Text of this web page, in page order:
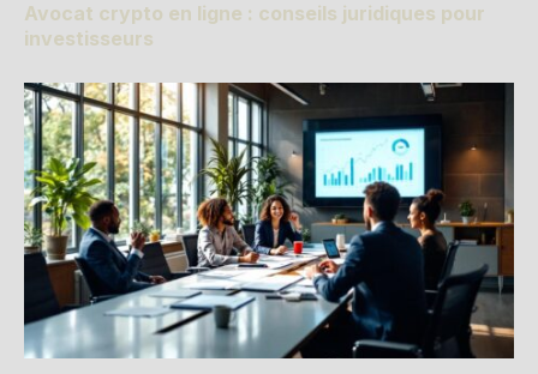
Avocat crypto en ligne : conseils juridiques pour
investisseurs